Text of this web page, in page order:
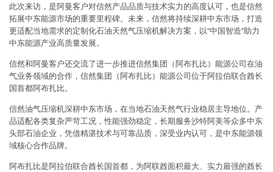
此次来访，是阿曼客户对信然产品品质与技术实力的高度认可，也是信然
拓展中东能源市场的重要里程碑。未来，信然将持续深耕中东市场，打造
更适配当地需求的定制化石油天然气压缩机解决方案，以“中国智造”助力
中东能源产业高质量发展。
信然和阿曼客户还交流了进一步推进信然集团（阿布扎比）能源公司在油
气业务领域的合作，信然集团（阿布扎比）能源公司位于阿拉伯联合酋长
国首都阿布扎比。
信然油气压缩机深耕中东市场，在当地石油天然气行业稳居主导地位。产
品适配各类复杂严苛工况，性能强劲稳定，长期服务沙特阿美等众多中东
头部石油企业，凭借精湛技术与可靠品质，深受业内认可，是中东能源领
域核心合作品牌。
阿布扎比是阿拉伯联合酋长国首都，为阿联酋面积最大、实力最强的酋长